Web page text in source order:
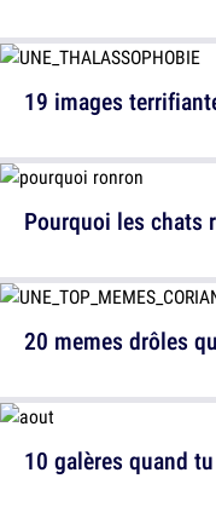
Pourquoi les chats
10 galères quand
19 images
20 memes drôles